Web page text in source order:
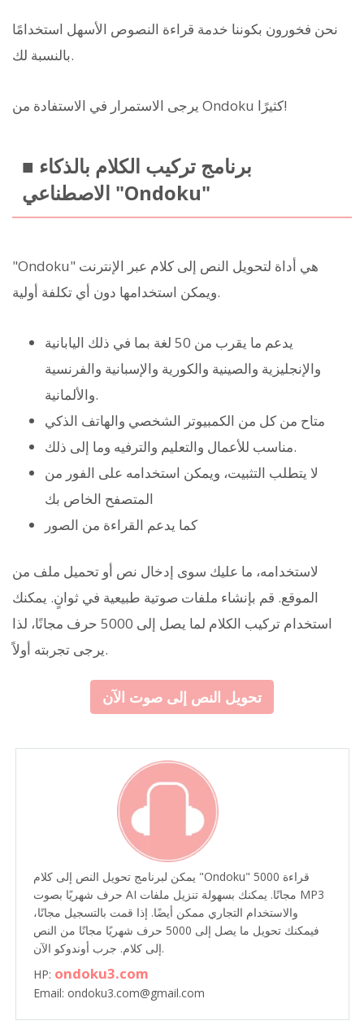
نحن فخورون بكوننا خدمة قراءة النصوص الأسهل استخدامًا
بالنسبة لك.
يرجى الاستمرار في الاستفادة من Ondoku كثيرًا!
■ برنامج تركيب الكلام بالذكاء
الاصطناعي "Ondoku"
"Ondoku" هي أداة لتحويل النص إلى كلام عبر الإنترنت
ويمكن استخدامها دون أي تكلفة أولية.
يدعم ما يقرب من 50 لغة بما في ذلك اليابانية
والإنجليزية والصينية والكورية والإسبانية والفرنسية
والألمانية.
متاح من كل من الكمبيوتر الشخصي والهاتف الذكي
مناسب للأعمال والتعليم والترفيه وما إلى ذلك.
لا يتطلب التثبيت، ويمكن استخدامه على الفور من
المتصفح الخاص بك
كما يدعم القراءة من الصور
لاستخدامه، ما عليك سوى إدخال نص أو تحميل ملف من
الموقع. قم بإنشاء ملفات صوتية طبيعية في ثوانٍ. يمكنك
استخدام تركيب الكلام لما يصل إلى 5000 حرف مجانًا، لذا
يرجى تجربته أولاً.
تحويل النص إلى صوت الآن
يمكن لبرنامج تحويل النص إلى كلام "Ondoku" قراءة 5000
حرف شهريًا بصوت AI مجانًا. يمكنك بسهولة تنزيل ملفات MP3
والاستخدام التجاري ممكن أيضًا. إذا قمت بالتسجيل مجانًا،
فيمكنك تحويل ما يصل إلى 5000 حرف شهريًا مجانًا من النص
إلى كلام. جرب أوندوكو الآن.
HP: ondoku3.com
Email: ondoku3.com@gmail.com